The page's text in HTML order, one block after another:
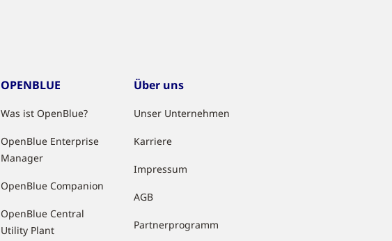
OPENBLUE
Was ist OpenBlue?
OpenBlue Enterprise
Manager
OpenBlue Companion
OpenBlue Central
Utility Plant
Über uns
Unser Unternehmen
Karriere
Impressum
AGB
Partnerprogramm